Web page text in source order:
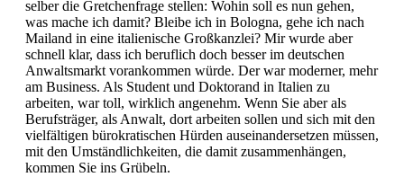
selber die Gretchenfrage stellen: Wohin soll es nun gehen,
was mache ich damit? Bleibe ich in Bologna, gehe ich nach
Mailand in eine italienische Großkanzlei? Mir wurde aber
schnell klar, dass ich beruflich doch besser im deutschen
Anwaltsmarkt vorankommen würde. Der war moderner, mehr
am Business. Als Student und Doktorand in Italien zu
arbeiten, war toll, wirklich angenehm. Wenn Sie aber als
Berufsträger, als Anwalt, dort arbeiten sollen und sich mit den
vielfältigen bürokratischen Hürden auseinandersetzen müssen,
mit den Umständlichkeiten, die damit zusammenhängen,
kommen Sie ins Grübeln.